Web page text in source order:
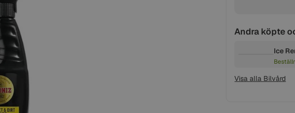
Andra köpte
Ice
Visa alla Bilvård